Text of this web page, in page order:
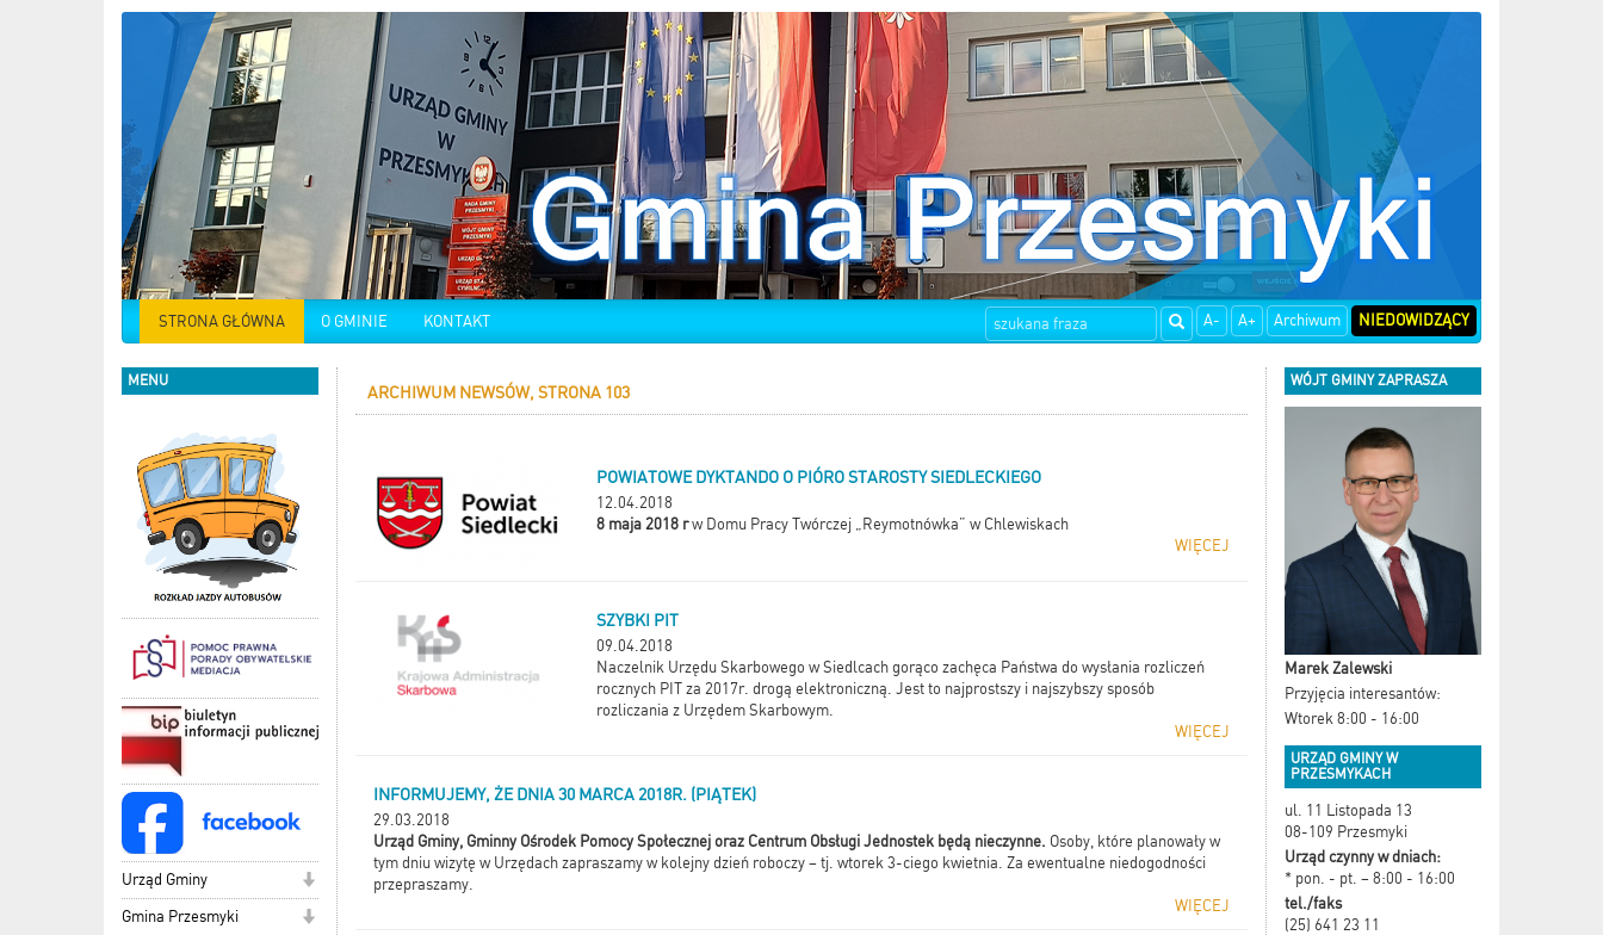
STRONA GŁÓWNA O GMINIE KONTAKT A- A+ Archiwum NIEDOWIDZĄCY
MENU
Urząd Gminy
Gmina Przesmyki
ARCHIWUM NEWSÓW, STRONA 103
POWIATOWE DYKTANDO O PIÓRO STAROSTY SIEDLECKIEGO
12.04.2018
8 maja 2018 rw Domu Pracy Twórczej „Reymotnówka” w Chlewiskach
WIĘCEJ
SZYBKI PIT
09.04.2018
Naczelnik Urzędu Skarbowego w Siedlcach gorąco zachęca Państwa do wysłania rozliczeń
rocznych PIT za 2017r. drogą elektroniczną. Jest to najprostszy i najszybszy sposób
rozliczania z Urzędem Skarbowym.
WIĘCEJ
INFORMUJEMY, ŻE DNIA 30 MARCA 2018R. (PIĄTEK)
29.03.2018
Urząd Gminy, Gminny Ośrodek Pomocy Społecznej oraz Centrum Obsługi Jednostek będą nieczynne. Osoby, które planowały w
tym dniu wizytę w Urzędach zapraszamy w kolejny dzień roboczy – tj. wtorek 3-ciego kwietnia. Za ewentualne niedogodności
przepraszamy.
WIĘCEJ
WÓJT GMINY ZAPRASZA
Marek Zalewski
Przyjęcia interesantów:
Wtorek 8:00 - 16:00
URZĄD GMINY W
PRZESMYKACH
ul. 11 Listopada 13
08-109 Przesmyki
Urząd czynny w dniach:
* pon. - pt. – 8:00 - 16:00
tel./faks
(25) 641 23 11